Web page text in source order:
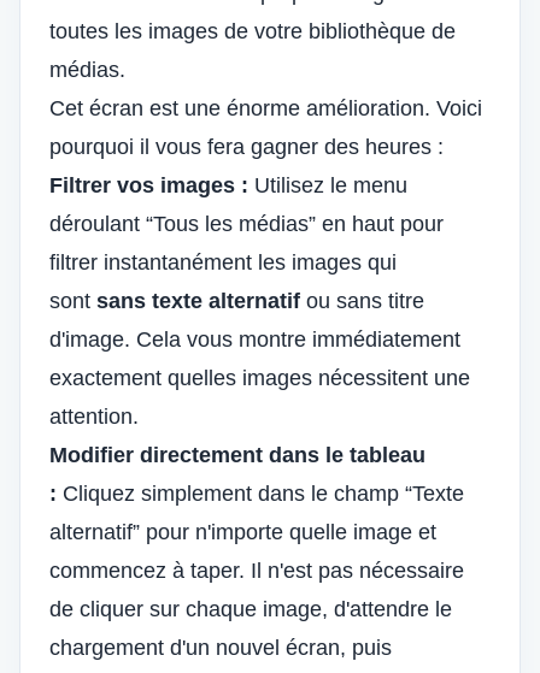
toutes les images de votre bibliothèque de
médias.
Cet écran est une énorme amélioration. Voici
pourquoi il vous fera gagner des heures :
Filtrer vos images : Utilisez le menu
déroulant “Tous les médias” en haut pour
filtrer instantanément les images qui
sont sans texte alternatif ou sans titre
d'image. Cela vous montre immédiatement
exactement quelles images nécessitent une
attention.
Modifier directement dans le tableau
: Cliquez simplement dans le champ “Texte
alternatif” pour n'importe quelle image et
commencez à taper. Il n'est pas nécessaire
de cliquer sur chaque image, d'attendre le
chargement d'un nouvel écran, puis